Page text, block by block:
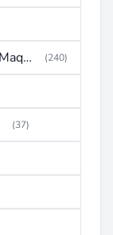
Maquinaria de Construcción (Maquinaria Pesada) (240)
(37)